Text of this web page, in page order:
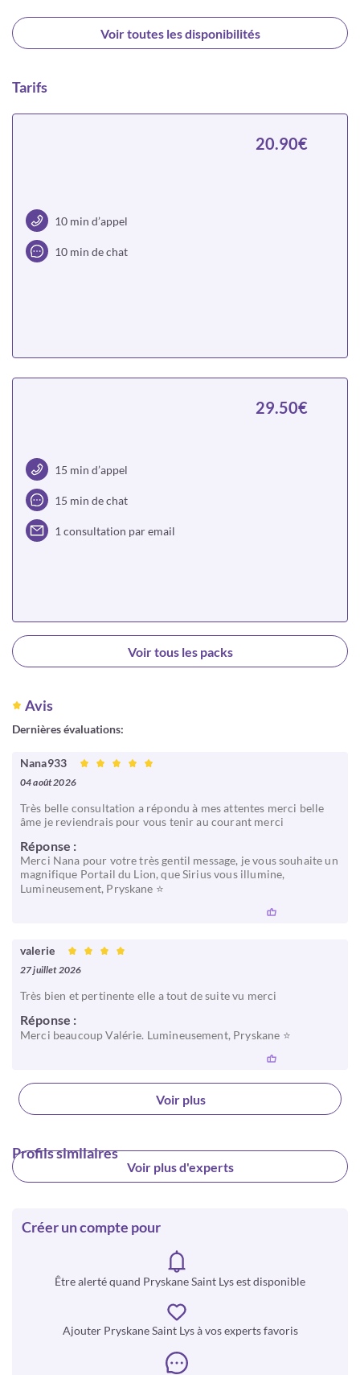
Voir toutes les disponibilités
Tarifs
10 min d’appel
10 min de chat
20.90€
15 min d’appel
15 min de chat
1 consultation par email
29.50€
Choisir
Voir tous les packs
Avis
Dernières évaluations:
Nana933
04 août 2026
Très belle consultation a répondu à mes attentes merci belle
âme je reviendrais pour vous tenir au courant merci
Réponse :
Merci Nana pour votre très gentil message, je vous souhaite un
magnifique Portail du Lion, que Sirius vous illumine,
Lumineusement, Pryskane ⭐
valerie
27 juillet 2026
Très bien et pertinente elle a tout de suite vu merci
Réponse :
Merci beaucoup Valérie. Lumineusement, Pryskane ⭐
Voir plus
Profils similaires
Voir plus d'experts
Créer un compte pour
Être alerté quand Pryskane Saint Lys est disponible
Ajouter Pryskane Saint Lys à vos experts favoris